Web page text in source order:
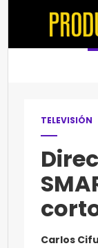
TELEVISIÓN
Carlos